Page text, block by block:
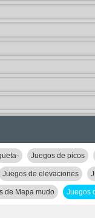
Juegos de picos
Juegos de elevaciones
de Mapa mudo Juegos